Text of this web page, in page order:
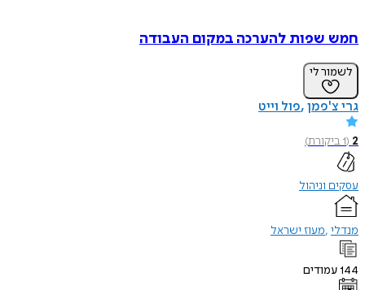
חמש שפות להערכה במקום העבודה
לשמור לי
גרי צ'פמן פול וייט
2
(
1ביקורת)
עסקים וניהול
מנדלי מעוז ישראל
144עמודים